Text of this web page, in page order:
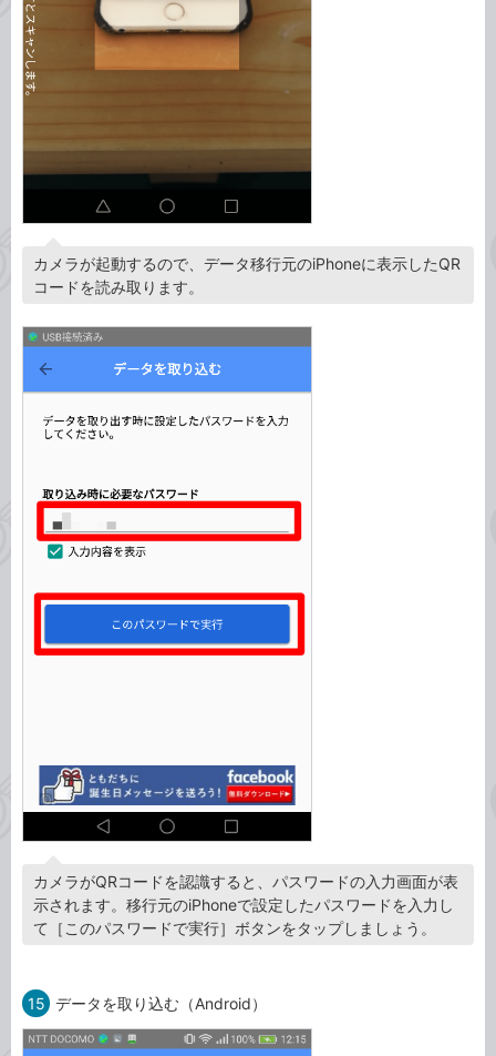
カメラが起動するので、データ移行元のiPhoneに表示したQR
コードを読み取ります。
カメラがQRコードを認識すると、パスワードの入力画面が表
示されます。移行元のiPhoneで設定したパスワードを入力し
て［このパスワードで実行］ボタンをタップしましょう。
15 データを取り込む（Android）